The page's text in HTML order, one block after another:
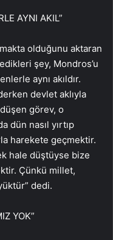
AYNI AKIL”
olduğunu aktaran
şey, Mondros’u
aynı akıldır.
devlet aklıyla
görev, o
dün nasıl yırtıp
harekete geçmektir.
hale düştüyse bize
Çünkü millet,
dedi.
YOK”